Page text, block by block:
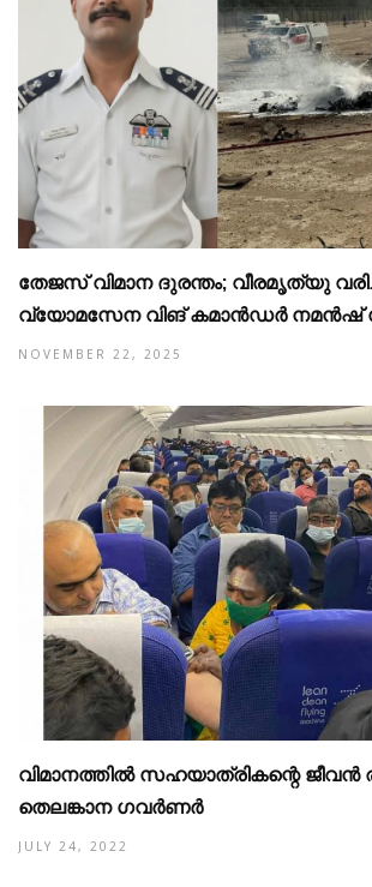
തേജസ് വിമാന ദുരന്തം; വീരമൃത്യു
വ്യോമസേന വിങ് കമാൻഡർ
NOVEMBER 22, 2025
വിമാനത്തിൽ സഹയാത്രികന്റെ ജീവൻ
തെലങ്കാന ​ഗവർണർ
JULY 24, 2022